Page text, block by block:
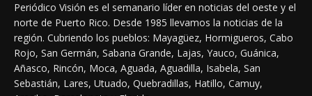
Periódico Visión es el semanario líder en noticias del oeste y el
norte de Puerto Rico. Desde 1985 llevamos la noticias de la
región. Cubriendo los pueblos: Mayagüez, Hormigueros, Cabo
Rojo, San Germán, Sabana Grande, Lajas, Yauco, Guánica,
Añasco, Rincón, Moca, Aguada, Aguadilla, Isabela, San
Sebastián, Lares, Utuado, Quebradillas, Hatillo, Camuy,